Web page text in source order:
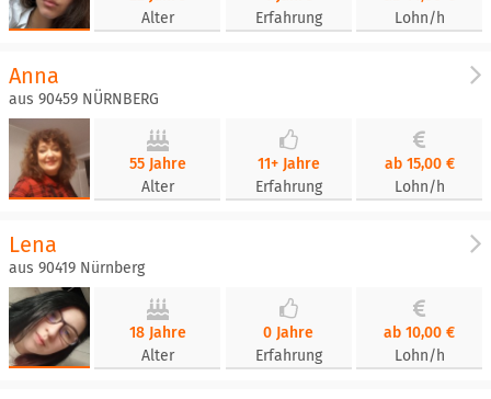
Alter
Erfahrung
Lohn/h
Anna
aus 90459 NÜRNBERG
55 Jahre
Alter
11+ Jahre
Erfahrung
ab 15,00 €
Lohn/h
Lena
aus 90419 Nürnberg
18 Jahre
Alter
0 Jahre
Erfahrung
ab 10,00 €
Lohn/h